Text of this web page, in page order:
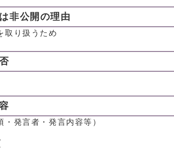
非公開の理由
取り扱うため
・発言者・発言内容等）